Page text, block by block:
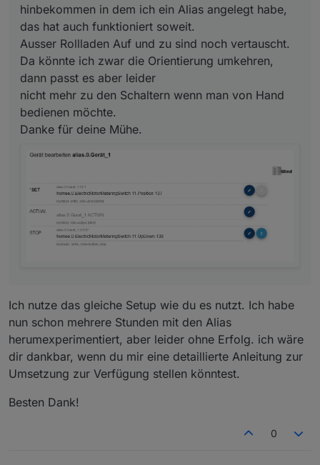
hinbekommen in dem ich ein Alias angelegt habe,
das hat auch funktioniert soweit.
Ausser Rollladen Auf und zu sind noch vertauscht.
Da könnte ich zwar die Orientierung umkehren,
dann passt es aber leider
nicht mehr zu den Schaltern wenn man von Hand
bedienen möchte.
Danke für deine Mühe.
Ich nutze das gleiche Setup wie du es nutzt. Ich habe
nun schon mehrere Stunden mit den Alias
herumexperimentiert, aber leider ohne Erfolg. ich wäre
dir dankbar, wenn du mir eine detaillierte Anleitung zur
Umsetzung zur Verfügung stellen könntest.
Besten Dank!
0